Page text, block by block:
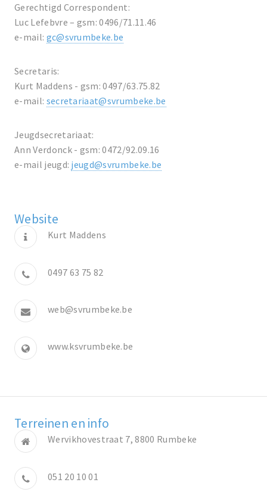
Gerechtigd Correspondent:
Luc Lefebvre – gsm: 0496/71.11.46
e-mail: gc@svrumbeke.be
Secretaris:
Kurt Maddens - gsm: 0497/63.75.82
e-mail: secretariaat@svrumbeke.be
Jeugdsecretariaat:
Ann Verdonck - gsm: 0472/92.09.16
e-mail jeugd: jeugd@svrumbeke.be
Website
Kurt Maddens
0497 63 75 82
web@svrumbeke.be
www.ksvrumbeke.be
Terreinen en info
Wervikhovestraat 7, 8800 Rumbeke
051 20 10 01